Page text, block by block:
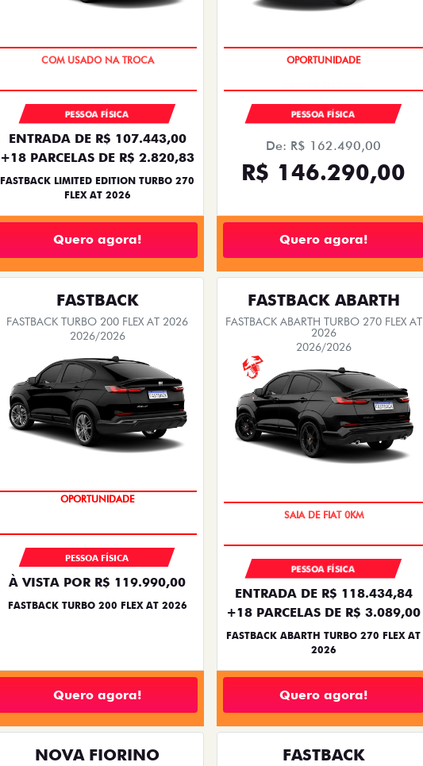
TAXA ZERO
PESSOA FÍSICA
ENTRADA DE R$ 107.443,00
+18 PARCELAS DE R$ 2.820,83
FASTBACK LIMITED EDITION TURBO 270
FLEX AT 2026
Quero agora!
SAIA DE FIAT 0KM
PESSOA FÍSICA
De: R$ 162.490,00
R$ 146.290,00
Quero agora!
FASTBACK
FASTBACK TURBO 200 FLEX AT 2026
2026/2026
OPORTUNIDADE
PESSOA FÍSICA
À VISTA POR R$ 119.990,00
FASTBACK TURBO 200 FLEX AT 2026
Quero agora!
FASTBACK ABARTH
FASTBACK ABARTH TURBO 270 FLEX AT
2026
2026/2026
PREÇO IMPERDÍVEL
PESSOA FÍSICA
ENTRADA DE R$ 118.434,84
+18 PARCELAS DE R$ 3.089,00
FASTBACK ABARTH TURBO 270 FLEX AT
2026
Quero agora!
NOVA FIORINO FASTBACK